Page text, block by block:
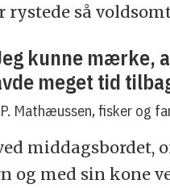
rystede så
kunne mærke,
meget tid
Mathæussen, fisker og
middagsbordet,
og med sin kone